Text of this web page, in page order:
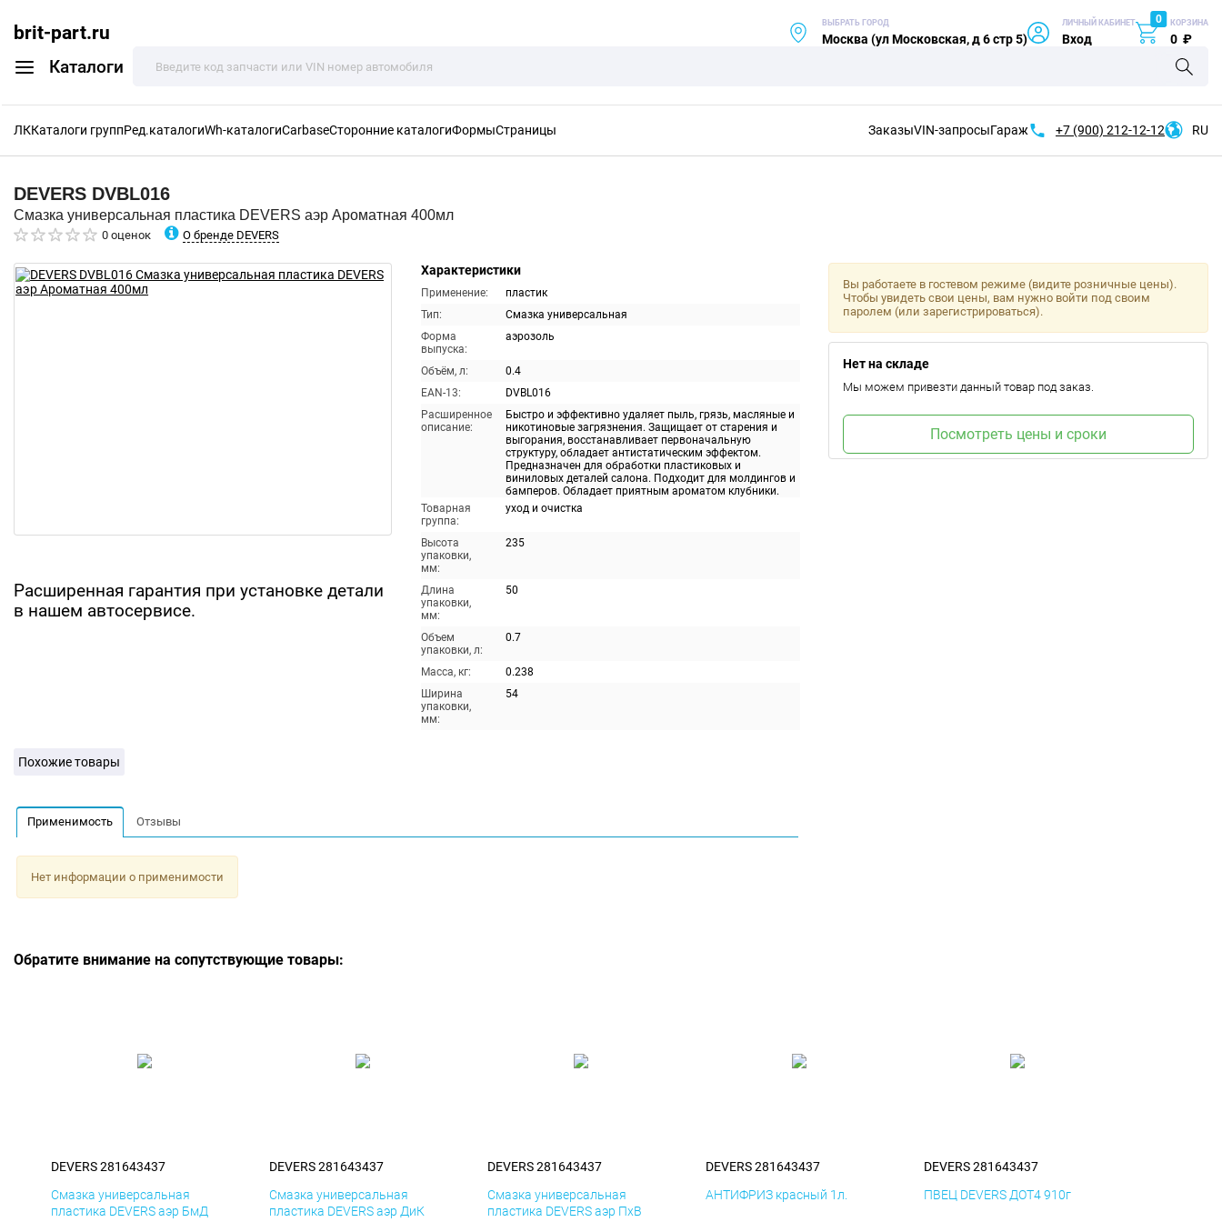
brit-part.ru
Каталоги
ВЫБРАТЬ ГОРОД
Москва (ул Московская, д 6 стр 5)
ЛИЧНЫЙ КАБИНЕТ
Вход
0 КОРЗИНА
0 ₽
ЛККаталоги группРед.каталогиWh-каталогиCarbaseСторонние каталогиФормыСтраницы ЗаказыVIN-запросыГараж +7 (900) 212-12-12 RU
DEVERS DVBL016
Смазка универсальная пластика DEVERS аэр Ароматная 400мл
0 оценок О бренде DEVERS
Расширенная гарантия при установке детали
в нашем автосервисе.
Характеристики
Применение:
пластик
Тип:
Смазка универсальная
Форма
выпуска:
аэрозоль
Объём, л:
0.4
EAN-13:
DVBL016
Расширенное
описание:
Быстро и эффективно удаляет пыль, грязь, масляные и
никотиновые загрязнения. Защищает от старения и
выгорания, восстанавливает первоначальную
структуру, обладает антистатическим эффектом.
Предназначен для обработки пластиковых и
виниловых деталей салона. Подходит для молдингов и
бамперов. Обладает приятным ароматом клубники.
Товарная
группа:
уход и очистка
Высота
упаковки,
мм:
235
Длина
упаковки,
мм:
50
Объем
упаковки, л:
0.7
Масса, кг:
0.238
Ширина
упаковки,
мм:
54
Вы работаете в гостевом режиме (видите розничные цены).
Чтобы увидеть свои цены, вам нужно войти под своим
паролем (или зарегистрироваться).
Нет на складе
Мы можем привезти данный товар под заказ.
Посмотреть цены и сроки
Похожие товары
Применимость Отзывы
Нет информации о применимости
Обратите внимание на сопутствующие товары:
DEVERS 281643437
Смазка универсальная
пластика DEVERS аэр БмД
DEVERS 281643437
Смазка универсальная
пластика DEVERS аэр ДиК
DEVERS 281643437
Смазка универсальная
пластика DEVERS аэр ПхВ
DEVERS 281643437
АНТИФРИЗ красный 1л.
DEVERS 281643437
ПВЕЦ DEVERS ДОТ4 910г